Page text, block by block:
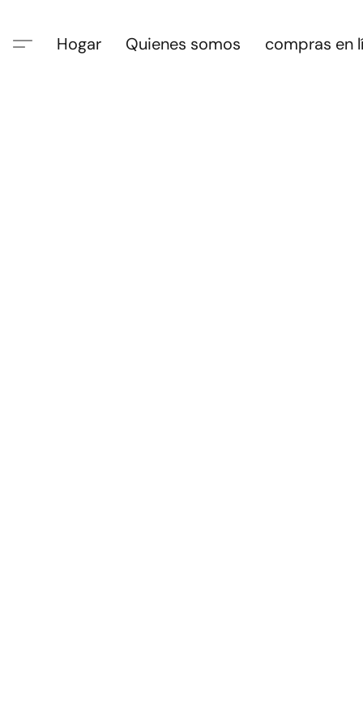
Hogar Quienes somos compras en